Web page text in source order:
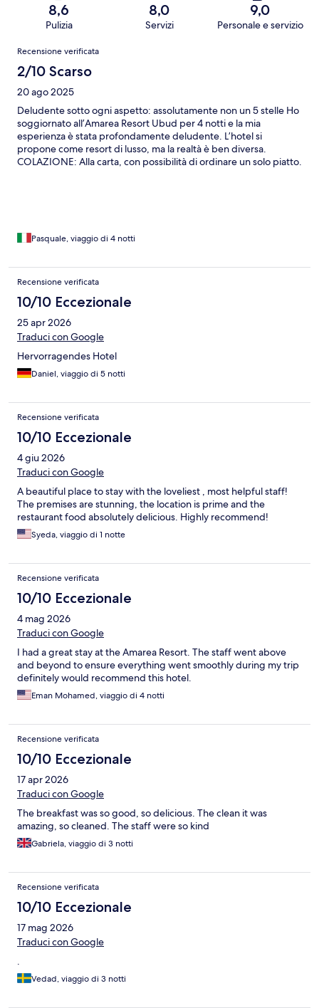
8,6
Pulizia
8,0
Servizi
9,0
Personale e servizio
Recensioni
Recensione verificata
2/10 Scarso
20 ago 2025
Deludente sotto ogni aspetto: assolutamente non un 5 stelle Ho
soggiornato all’Amarea Resort Ubud per 4 notti e la mia
esperienza è stata profondamente deludente. L’hotel si
propone come resort di lusso, ma la realtà è ben diversa.
COLAZIONE: Alla carta, con possibilità di ordinare un solo piatto.
Durante il massaggio di coppia il personale all’esterno
con piscina è l’unico punto a favore della struttura, anche se con
gravi difetti. Insonorizzazione non all’altezza (musica e urla dei
esterna poco sfruttabile causa capienza non sufficiente del
grande entrata in camera). SERVIZIO CLIENTI: nessuna
attenzione o scuse per i disagi sopra elencati. Al checkout, alle
5:30 del mattino, ci hanno persino chiesto di pagare due cialde
di caffè da 1,80€, nonostante ci fosse stato detto che erano
incluse. Per il rapporto qualità/ prezzo, il soggiorno non è
degni di quanto si spende. Esperienza che non consiglio
Pasquale, viaggio di 4 notti
Recensione verificata
10/10 Eccezionale
25 apr 2026
Traduci con Google
Hervorragendes Hotel
Daniel, viaggio di 5 notti
Recensione verificata
10/10 Eccezionale
4 giu 2026
Traduci con Google
A beautiful place to stay with the loveliest , most helpful staff!
The premises are stunning, the location is prime and the
restaurant food absolutely delicious. Highly recommend!
Syeda, viaggio di 1 notte
Recensione verificata
10/10 Eccezionale
4 mag 2026
Traduci con Google
I had a great stay at the Amarea Resort. The staff went above
and beyond to ensure everything went smoothly during my trip
definitely would recommend this hotel.
Eman Mohamed, viaggio di 4 notti
Recensione verificata
10/10 Eccezionale
17 apr 2026
Traduci con Google
The breakfast was so good, so delicious. The clean it was
amazing, so cleaned. The staff were so kind
Gabriela, viaggio di 3 notti
Recensione verificata
10/10 Eccezionale
17 mag 2026
Traduci con Google
.
Vedad, viaggio di 3 notti